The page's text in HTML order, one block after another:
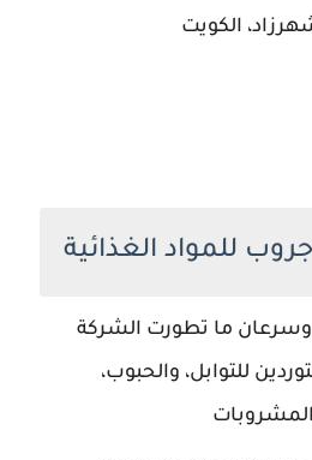
الكويت
تم تأسيسها عام 1996 وسرعان ما تطورت الشركة
للتوابل، والحبوب،